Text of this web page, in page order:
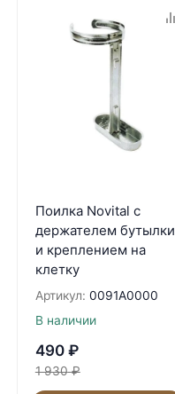
Поилка Novital с
держателем бутылки
и креплением на
клетку
Артикул: 0091A0000
В наличии
490 ₽
1 930 ₽